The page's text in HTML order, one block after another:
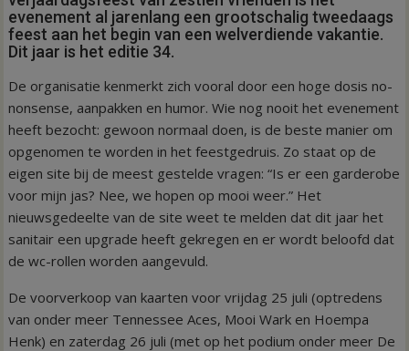
evenement al jarenlang een grootschalig tweedaags
feest aan het begin van een welverdiende vakantie.
Dit jaar is het editie 34.
De organisatie kenmerkt zich vooral door een hoge dosis no-
nonsense, aanpakken en humor. Wie nog nooit het evenement
heeft bezocht: gewoon normaal doen, is de beste manier om
opgenomen te worden in het feestgedruis. Zo staat op de
eigen site bij de meest gestelde vragen: “Is er een garderobe
voor mijn jas? Nee, we hopen op mooi weer.” Het
nieuwsgedeelte van de site weet te melden dat dit jaar het
sanitair een upgrade heeft gekregen en er wordt beloofd dat
de wc-rollen worden aangevuld.
De voorverkoop van kaarten voor vrijdag 25 juli (optredens
van onder meer Tennessee Aces, Mooi Wark en Hoempa
Henk) en zaterdag 26 juli (met op het podium onder meer De